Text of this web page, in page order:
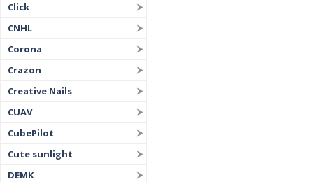
Click
CNHL
Corona
Crazon
Creative Nails
CUAV
CubePilot
Cute sunlight
DEMK